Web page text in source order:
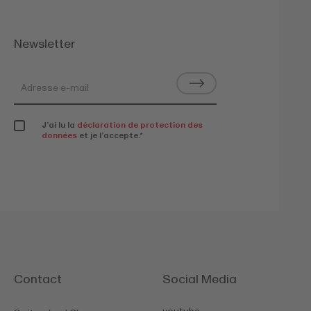
Newsletter
J’ai lu la déclaration de protection des
données et je l’accepte.*
Contact Social Media